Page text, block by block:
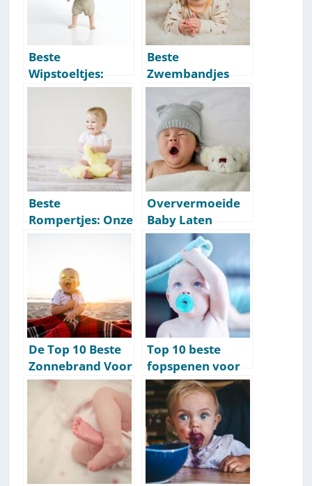
Beste
Wipstoeltjes:
Onze
Aanbevelingen
[Getest] [2026]
Beste
Zwembandjes
Voor Baby’s:
Onze
Aanbevelingen
[Getest] [2026]
Beste
Rompertjes: Onze
Aanbevelingen
Oververmoeide
Baby Laten
Slapen (Overdag
& ‘S Nachts) [11
Tips]
De Top 10 Beste
Zonnebrand Voor
Je Baby [2026
Onderzoek]
Top 10 beste
fopspenen voor
je baby: kooptips